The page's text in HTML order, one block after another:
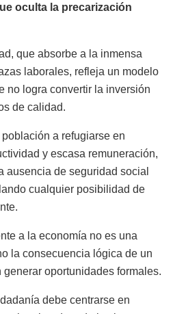
oculta la precarización
que absorbe a la inmensa
laborales, refleja un modelo
no logra convertir la inversión
de calidad.
a refugiarse en
y escasa remuneración,
ausencia de seguridad social
cualquier posibilidad de
a la economía no es una
la consecuencia lógica de un
oportunidades formales.
debe centrarse en